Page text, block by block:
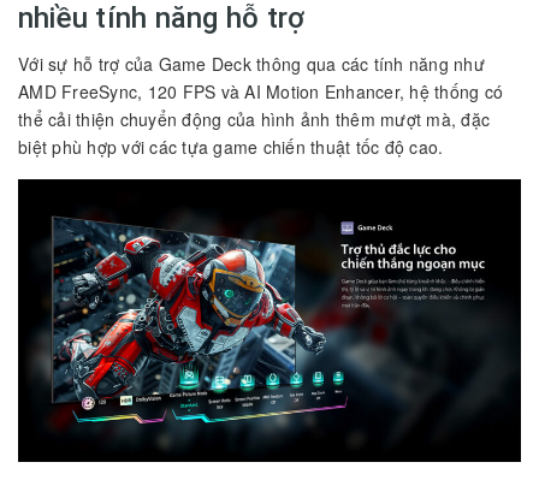
nhiều tính năng hỗ trợ
Với sự hỗ trợ của Game Deck thông qua các tính năng như
AMD FreeSync, 120 FPS và AI Motion Enhancer, hệ thống có
thể cải thiện chuyển động của hình ảnh thêm mượt mà, đặc
biệt phù hợp với các tựa game chiến thuật tốc độ cao.